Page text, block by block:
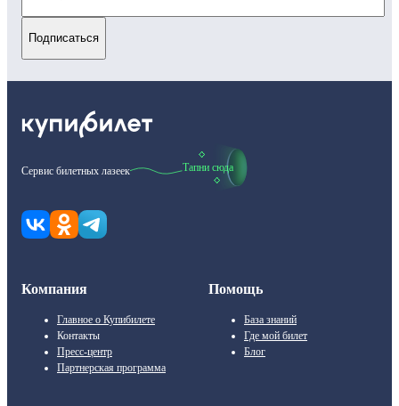
Подписаться
Сервис билетных лазеек Тапни сюда
Компания
Главное о Купибилете
Контакты
Пресс-центр
Партнерская программа
Помощь
База знаний
Где мой билет
Блог